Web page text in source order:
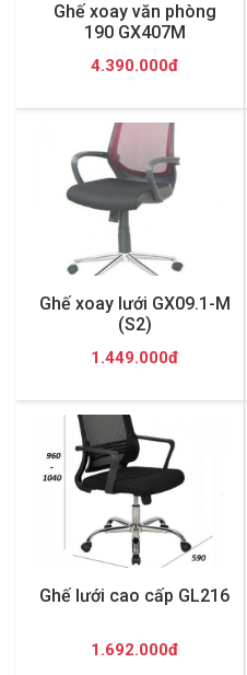
Ghế xoay văn phòng
190 GX407M
4.390.000đ
Ghế xoay lưới GX09.1-M
(S2)
1.449.000đ
Ghế lưới cao cấp GL216
1.692.000đ